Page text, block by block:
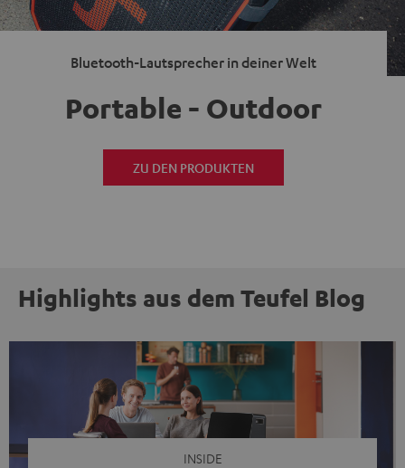
Bluetooth-Lautsprecher in deiner Welt
Portable - Outdoor
ZU DEN PRODUKTEN
Highlights aus dem Teufel Blog
INSIDE